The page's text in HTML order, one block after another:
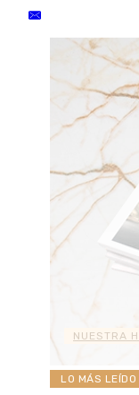
NUESTRA
LO MÁS